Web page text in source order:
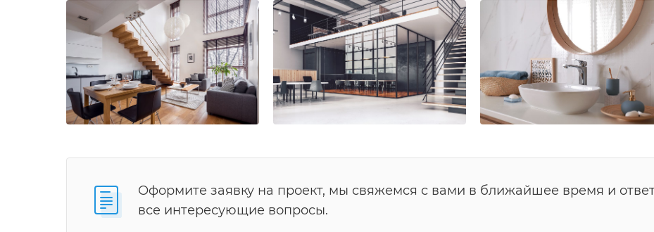
Оформите заявку на проект, мы свяжемся с вами в ближайшее время и
все интересующие вопросы.